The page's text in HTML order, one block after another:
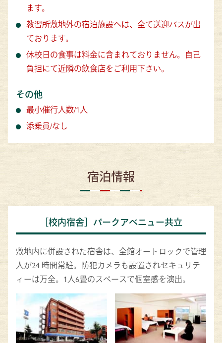
ます。
教習所敷地外の宿泊施設へは、全て送迎バスが出
ております。
休校日の食事は料金に含まれておりません。自己
負担にて近隣の飲食店をご利用下さい。
その他
最小催行人数/1人
添乗員/なし
宿泊情報
［校内宿舎］パークアベニュー共立
敷地内に併設された宿舎は、全館オートロックで管理
人が24 時間常駐。防犯カメラも設置されセキュリテ
ィーは万全。1人6畳のスペースで個室感を演出。